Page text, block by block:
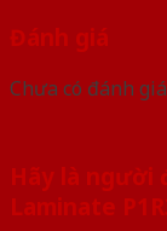
Đánh giá
Chưa có đánh
Hãy là người
Laminate